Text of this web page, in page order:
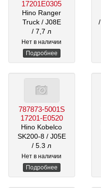
17201E0305
Hino Ranger
Truck / J08E
/ 7,7 л
Нет в наличии
Подробнее
787873-5001S
17201-E0520
Hino Kobelco
SK200-8 / J05E
/ 5.3 л
Нет в наличии
Подробнее